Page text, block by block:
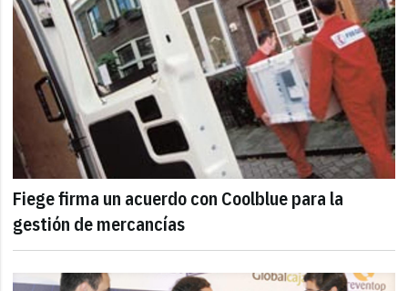
Fiege firma un acuerdo con Coolblue para la
gestión de mercancías